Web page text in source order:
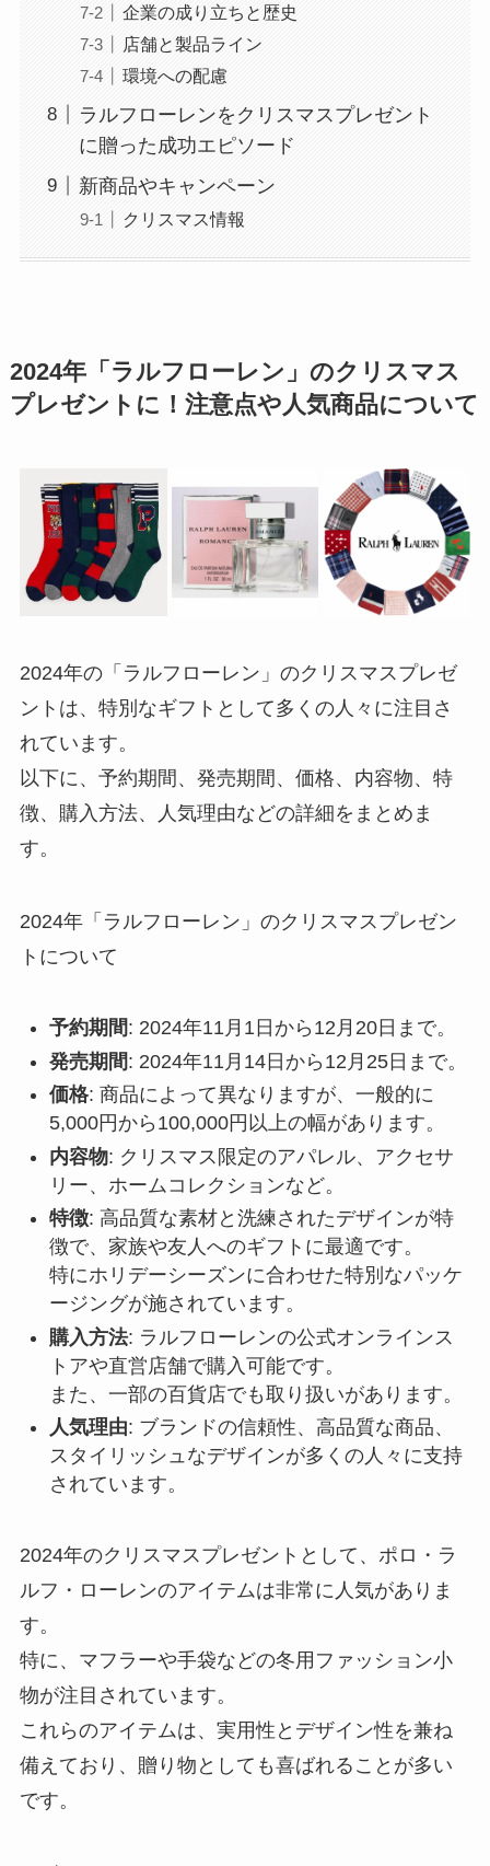
企業の成り立ちと歴史
店舗と製品ライン
環境への配慮
ラルフローレンをクリスマスプレゼント
に贈った成功エピソード
新商品やキャンペーン
クリスマス情報
2024年「ラルフローレン」のクリスマス
プレゼントに！注意点や人気商品について
2024年の「ラルフローレン」のクリスマスプレゼ
ントは、特別なギフトとして多くの人々に注目さ
れています。
以下に、予約期間、発売期間、価格、内容物、特
徴、購入方法、人気理由などの詳細をまとめま
す。
2024年「ラルフローレン」のクリスマスプレゼン
トについて
予約期間: 2024年11月1日から12月20日まで。
発売期間: 2024年11月14日から12月25日まで。
価格: 商品によって異なりますが、一般的に
5,000円から100,000円以上の幅があります。
内容物: クリスマス限定のアパレル、アクセサ
リー、ホームコレクションなど。
特徴: 高品質な素材と洗練されたデザインが特
徴で、家族や友人へのギフトに最適です。
特にホリデーシーズンに合わせた特別なパッケ
ージングが施されています。
購入方法: ラルフローレンの公式オンラインス
トアや直営店舗で購入可能です。
また、一部の百貨店でも取り扱いがあります。
人気理由: ブランドの信頼性、高品質な商品、
スタイリッシュなデザインが多くの人々に支持
されています。
2024年のクリスマスプレゼントとして、ポロ・ラ
ルフ・ローレンのアイテムは非常に人気がありま
す。
特に、マフラーや手袋などの冬用ファッション小
物が注目されています。
これらのアイテムは、実用性とデザイン性を兼ね
備えており、贈り物としても喜ばれることが多い
です。